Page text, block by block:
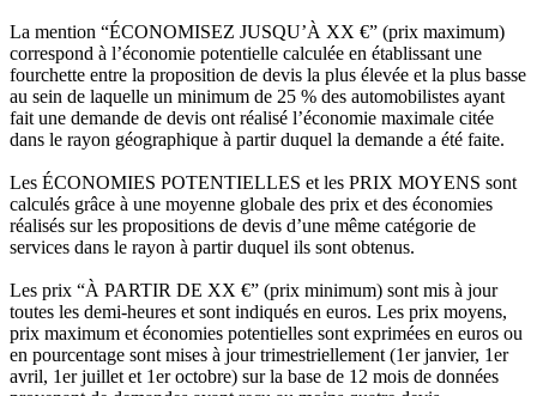
La mention “ÉCONOMISEZ JUSQU’À XX €” (prix maximum)
correspond à l’économie potentielle calculée en établissant une
fourchette entre la proposition de devis la plus élevée et la plus basse
au sein de laquelle un minimum de 25 % des automobilistes ayant
fait une demande de devis ont réalisé l’économie maximale citée
dans le rayon géographique à partir duquel la demande a été faite.
Les ÉCONOMIES POTENTIELLES et les PRIX MOYENS sont
calculés grâce à une moyenne globale des prix et des économies
réalisés sur les propositions de devis d’une même catégorie de
services dans le rayon à partir duquel ils sont obtenus.
Les prix “À PARTIR DE XX €” (prix minimum) sont mis à jour
toutes les demi-heures et sont indiqués en euros. Les prix moyens,
prix maximum et économies potentielles sont exprimées en euros ou
en pourcentage sont mises à jour trimestriellement (1er janvier, 1er
avril, 1er juillet et 1er octobre) sur la base de 12 mois de données